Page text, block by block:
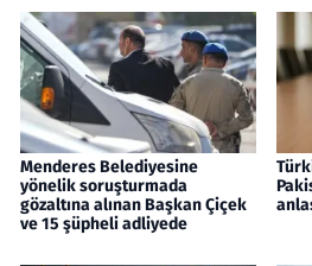
Menderes Belediyesine
yönelik soruşturmada
gözaltına alınan Başkan Çiçek
ve 15 şüpheli adliyede